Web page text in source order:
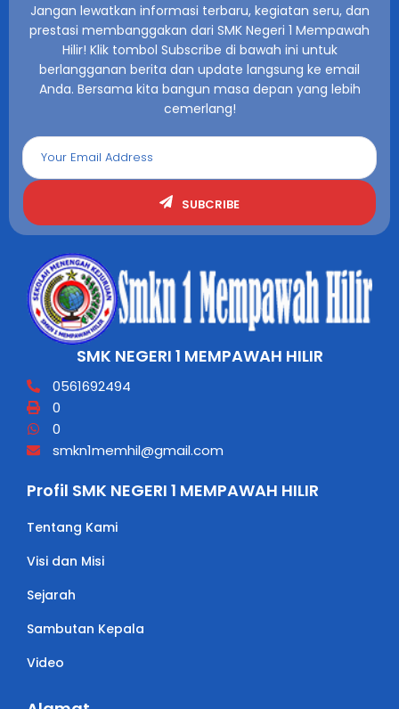
Jangan lewatkan informasi terbaru, kegiatan seru, dan
prestasi membanggakan dari SMK Negeri 1 Mempawah
Hilir! Klik tombol Subscribe di bawah ini untuk
berlangganan berita dan update langsung ke email
Anda. Bersama kita bangun masa depan yang lebih
cemerlang!
SUBCRIBE
SMK NEGERI 1 MEMPAWAH HILIR
0561692494
0
0
smkn1memhil@gmail.com
Profil SMK NEGERI 1 MEMPAWAH HILIR
Tentang Kami
Visi dan Misi
Sejarah
Sambutan Kepala
Video